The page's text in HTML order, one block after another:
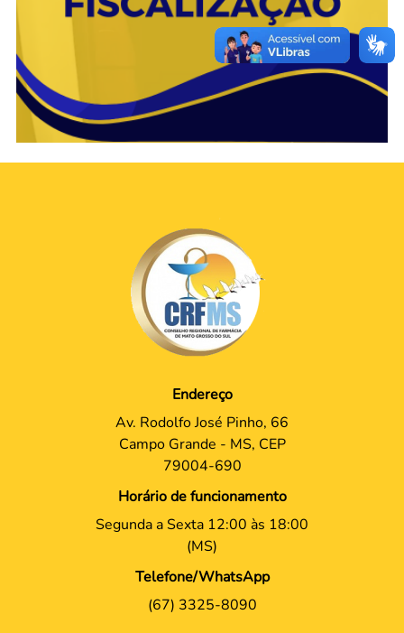
Endereço
Av. Rodolfo José Pinho, 66
Campo Grande - MS, CEP
79004-690
Horário de funcionamento
Segunda a Sexta 12:00 às 18:00
(MS)
Telefone/WhatsApp
(67) 3325-8090